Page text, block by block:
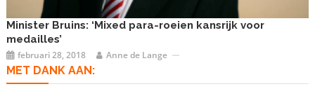
Minister Bruins: ‘Mixed para-roeien kansrijk voor
medailles’
februari 28, 2018 Anne de Lange
MET DANK AAN: